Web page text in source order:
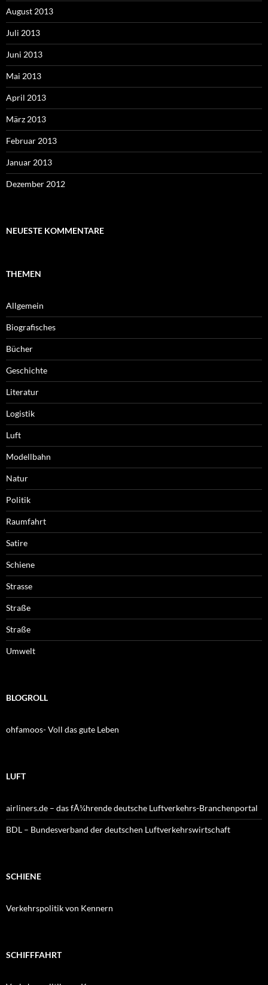
August 2013
Juli 2013
Juni 2013
Mai 2013
April 2013
März 2013
Februar 2013
Januar 2013
Dezember 2012
NEUESTE KOMMENTARE
THEMEN
Allgemein
Biografisches
Bücher
Geschichte
Literatur
Logistik
Luft
Modellbahn
Natur
Politik
Raumfahrt
Satire
Schiene
Strasse
Straße
Straße
Umwelt
BLOGROLL
ohfamoos- Voll das gute Leben
LUFT
airliners.de – das fÃ¼hrende deutsche Luftverkehrs-Branchenportal
BDL – Bundesverband der deutschen Luftverkehrswirtschaft
SCHIENE
Verkehrspolitik von Kennern
SCHIFFFAHRT